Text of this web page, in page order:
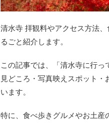
清水寺 拝観料やアクセス方法
るごと紹介します。
この記事では、「清水寺に行っ
見どころ・写真映えスポット
います。
特に、食べ歩きグルメやお土